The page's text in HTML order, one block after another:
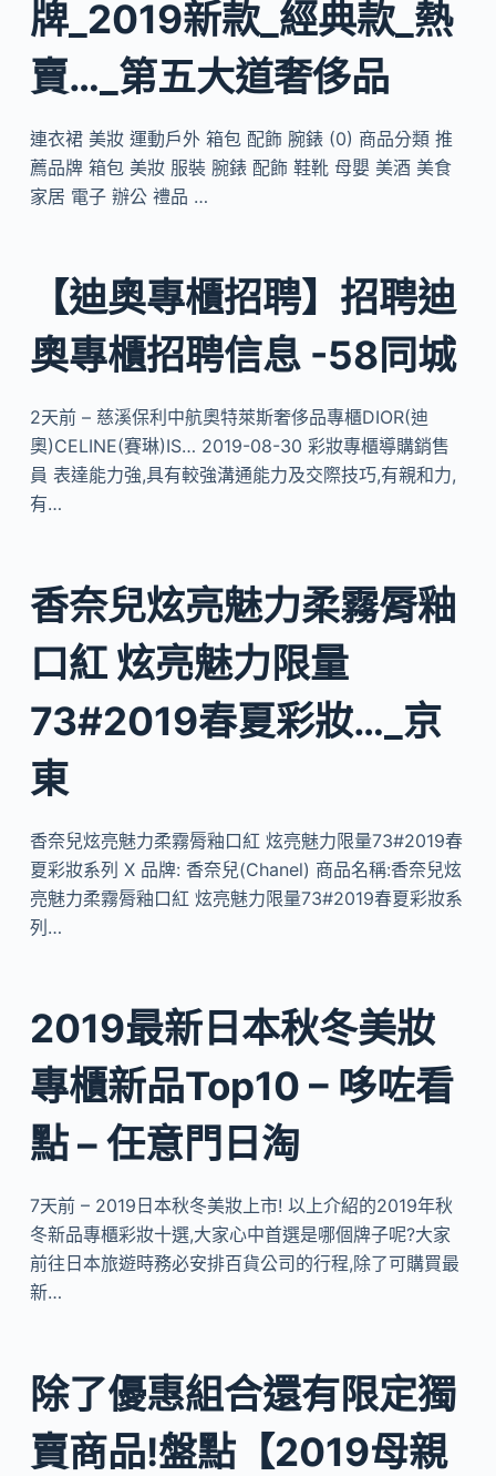
牌_2019新款_經典款_熱
賣…_第五大道奢侈品
連衣裙 美妝 運動戶外 箱包 配飾 腕錶 (0) 商品分類 推
薦品牌 箱包 美妝 服裝 腕錶 配飾 鞋靴 母嬰 美酒 美食
家居 電子 辦公 禮品 …
【迪奧專櫃招聘】招聘迪
奧專櫃招聘信息 -58同城
2天前 – 慈溪保利中航奧特萊斯奢侈品專櫃DIOR(迪
奧)CELINE(賽琳)IS… 2019-08-30 彩妝專櫃導購銷售
員 表達能力強,具有較強溝通能力及交際技巧,有親和力,
有…
香奈兒炫亮魅力柔霧脣釉
口紅 炫亮魅力限量
73#2019春夏彩妝…_京
東
香奈兒炫亮魅力柔霧脣釉口紅 炫亮魅力限量73#2019春
夏彩妝系列 X 品牌: 香奈兒(Chanel) 商品名稱:香奈兒炫
亮魅力柔霧脣釉口紅 炫亮魅力限量73#2019春夏彩妝系
列…
2019最新日本秋冬美妝
專櫃新品Top10 – 哆咗看
點 – 任意門日淘
7天前 – 2019日本秋冬美妝上市! 以上介紹的2019年秋
冬新品專櫃彩妝十選,大家心中首選是哪個牌子呢?大家
前往日本旅遊時務必安排百貨公司的行程,除了可購買最
新…
除了優惠組合還有限定獨
賣商品!盤點【2019母親